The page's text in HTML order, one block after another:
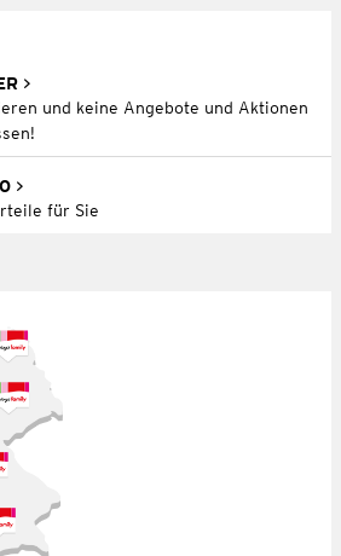
und keine Angebote und Aktionen
für Sie